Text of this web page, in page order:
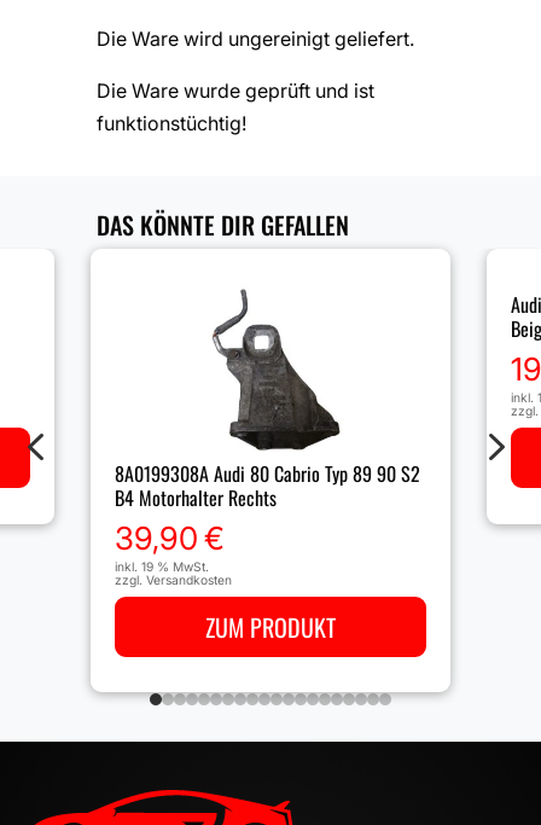
Die Ware wird ungereinigt geliefert.
Die Ware wurde geprüft und ist
funktionstüchtig!
DAS KÖNNTE DIR GEFALLEN
8A0199308A Audi 80 Cabrio Typ 89 90 S2
B4 Motorhalter Rechts
39,90€
inkl. 19 % MwSt.
zzgl. Versandkosten
ZUM PRODUKT
inkl.
zzgl.
4 5